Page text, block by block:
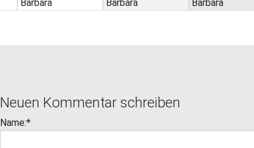
Barbara
Barbara
Barbara
Neuen Kommentar schreiben
Name:*